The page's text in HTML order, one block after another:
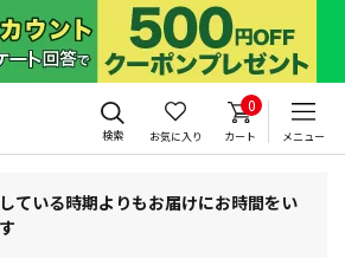
検索 お気に入り
0
カート メニュー
ている時期よりもお届けにお時間をい